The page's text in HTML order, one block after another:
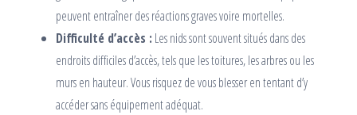
peuvent entraîner des réactions graves voire mortelles.
Difficulté d’accès : Les nids sont souvent situés dans des
endroits difficiles d’accès, tels que les toitures, les arbres ou les
murs en hauteur. Vous risquez de vous blesser en tentant d’y
accéder sans équipement adéquat.